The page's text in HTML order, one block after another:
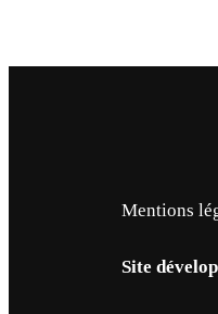
Mentions
Site